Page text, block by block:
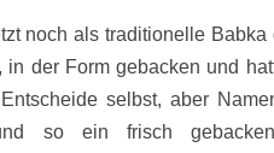
noch als traditionelle
in der Form gebacken und
selbst, aber
so ein frisch